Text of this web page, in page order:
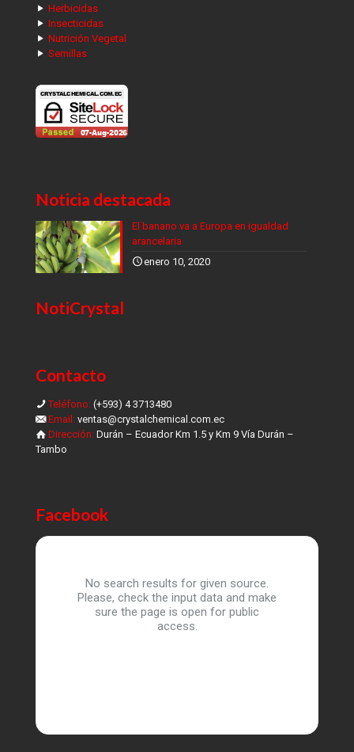
Herbicidas
Insecticidas
Nutrición Vegetal
Semillas
Noticia destacada
El banano va a Europa en igualdad
arancelaria
enero 10, 2020
NotiCrystal
Contacto
Teléfono: (+593) 4 3713480
Email: ventas@crystalchemical.com.ec
Dirección: Durán – Ecuador Km 1.5 y Km 9 Vía Durán –
Tambo
Facebook
No search results for given source.
Please, check the input data and make
sure the page is open for public
access.